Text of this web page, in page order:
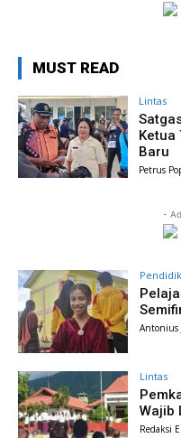
MUST READ
Lintas
Ketua
Baru
Petrus
-
Antonius
Lintas
Wajib
Redaksi